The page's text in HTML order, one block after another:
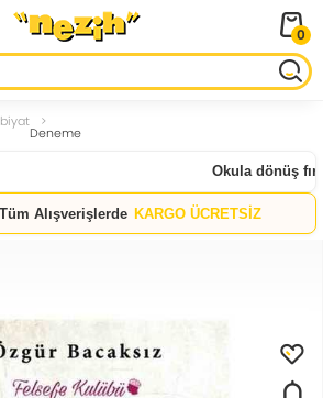
0
Deneme
Okula dönüş
Alışverişlerde KARGO ÜCRETSİZ